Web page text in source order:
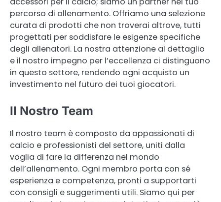
percorso di allenamento. Offriamo una selezione
curata di prodotti che non troverai altrove, tutti
progettati per soddisfare le esigenze specifiche
degli allenatori. La nostra attenzione al dettaglio
e il nostro impegno per l’eccellenza ci distinguono
in questo settore, rendendo ogni acquisto un
investimento nel futuro dei tuoi giocatori.
Il Nostro Team
Il nostro team è composto da appassionati di
calcio e professionisti del settore, uniti dalla
voglia di fare la differenza nel mondo
dell’allenamento. Ogni membro porta con sé
esperienza e competenza, pronti a supportarti
con consigli e suggerimenti utili. Siamo qui per